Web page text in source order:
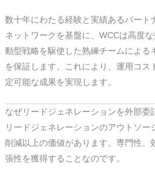
数十年にわたる経験と実績あるパート
ネットワークを基盤に、WCCは高度
動型戦略を駆使した熟練チームによる
を保証します。これにより、運用コス
定可能な成果を実現します。
なぜリードジェネレーションを外部委
リードジェネレーションのアウトソー
削減以上の価値があります。専門性、
張性を獲得することなのです。